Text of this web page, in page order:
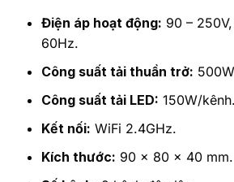
Điện áp hoạt động: 90 –
60Hz.
Công suất tải thuần trở:
Công suất tải LED: 150W/kênh.
Kết nối: WiFi 2.4GHz.
Kích thước: 90 x 80 x 40 mm.